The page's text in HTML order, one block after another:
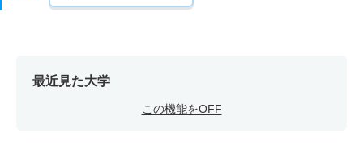
最近見た大学
この機能をOFF